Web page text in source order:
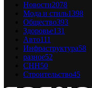
Новости2078
Мода и стиль1398
Общество393
Здоровье131
Авто111
Инфраструктура58
разное52
СНН50
Строительство45